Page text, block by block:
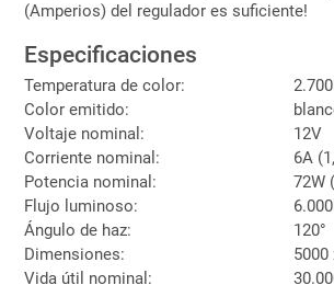
(Amperios) del regulador es suficiente!
Especificaciones
Temperatura de color:
Color emitido:
Voltaje nominal:
12V
Corriente nominal:
6A
Potencia nominal:
72W
Flujo luminoso:
Ángulo de haz:
120°
Dimensiones:
5000
Vida útil nominal: